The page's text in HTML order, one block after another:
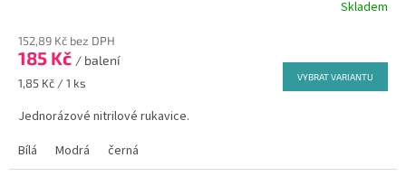
produktu
je
5,0
5
Skladem
152,89 Kč bez DPH
185 Kč / balení
Měrná
1,85 Kč / 1 ks VYBRAT VARIANTU
Jednorázové nitrilové rukavice.
Bílá
Modrá černá